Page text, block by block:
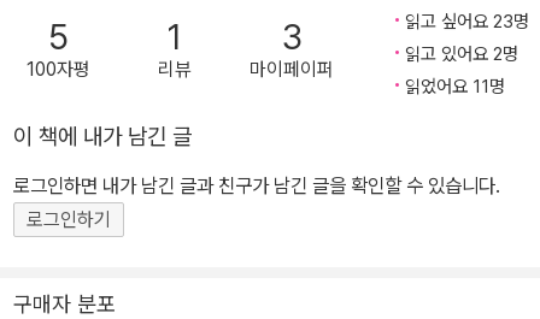
적으로 평가받는다. 저서로 《행동의 구조》, 《지각의 현상학》, 《변증
법의 모험》, 《의미와 무의미》, 《기호들》 등이 있으며, 사후에 《보이
누스의 회상록≫과 ≪알렉시≫, ≪세 사람≫, 나탈리 사로트의 ≪황금
열매≫, 롤랑 바르트의 ≪라신에 관하여≫, 자크 데리다의 ≪글쓰기와
차이≫, ≪환대에 대하여≫, 모리스 메를로퐁티의 ≪보이는 것과 보이
사회적 행복주의≫, 앙리 퀴에코의 ≪몽당연필 모으는 남자≫ 등이 있
다.
5
100자평
1
리뷰
3
마이페이퍼
읽고 싶어요 23명
읽고 있어요 2명
읽었어요 11명
이 책에 내가 남긴 글
로그인하면 내가 남긴 글과 친구가 남긴 글을 확인할 수 있습니다.
로그인하기
구매자 분포